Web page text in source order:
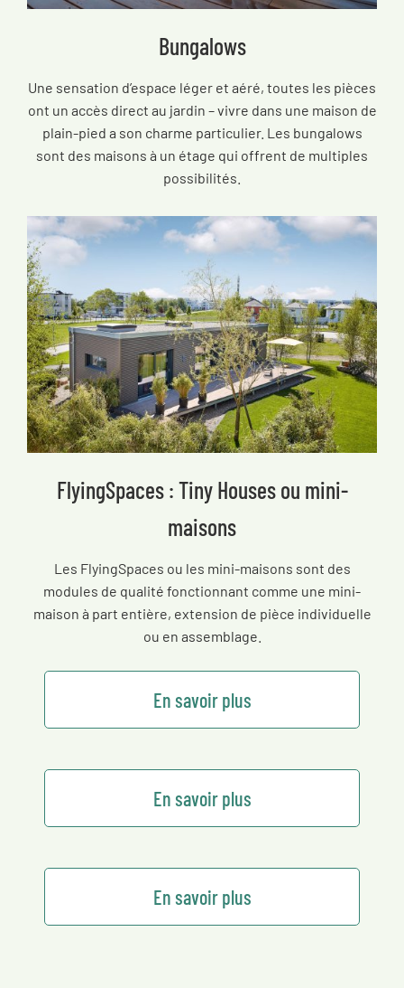
Bungalows
Une sensation d’espace léger et aéré, toutes les pièces
ont un accès direct au jardin – vivre dans une maison de
plain-pied a son charme particulier. Les bungalows
sont des maisons à un étage qui offrent de multiples
possibilités.
FlyingSpaces : Tiny Houses ou mini-
maisons
Les FlyingSpaces ou les mini-maisons sont des
modules de qualité fonctionnant comme une mini-
maison à part entière, extension de pièce individuelle
ou en assemblage.
En savoir plus
En savoir plus
En savoir plus